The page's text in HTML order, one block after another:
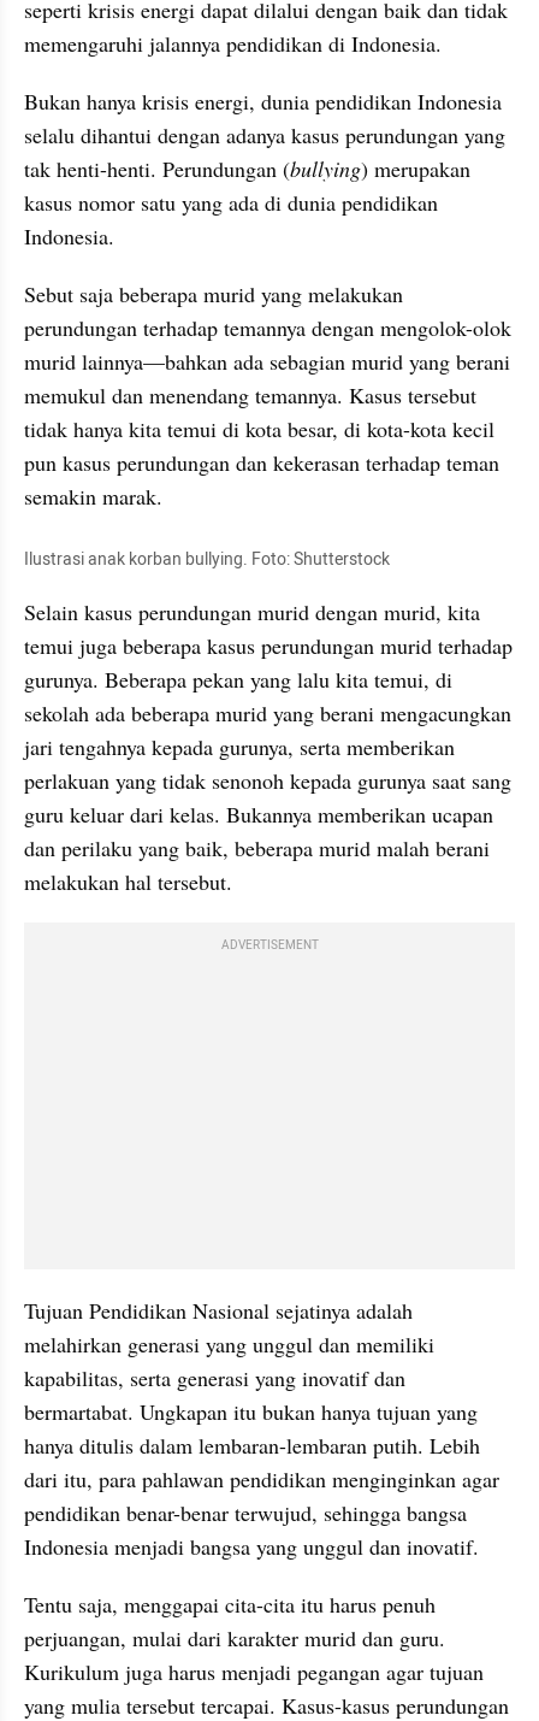
seperti krisis energi dapat dilalui dengan baik dan tidak
memengaruhi jalannya pendidikan di Indonesia.
Bukan hanya krisis energi, dunia pendidikan Indonesia
selalu dihantui dengan adanya kasus perundungan yang
tak henti-henti. Perundungan (bullying) merupakan
kasus nomor satu yang ada di dunia pendidikan
Indonesia.
Sebut saja beberapa murid yang melakukan
perundungan terhadap temannya dengan mengolok-olok
murid lainnya—bahkan ada sebagian murid yang berani
memukul dan menendang temannya. Kasus tersebut
tidak hanya kita temui di kota besar, di kota-kota kecil
pun kasus perundungan dan kekerasan terhadap teman
semakin marak.
Ilustrasi anak korban bullying. Foto: Shutterstock
Selain kasus perundungan murid dengan murid, kita
temui juga beberapa kasus perundungan murid terhadap
gurunya. Beberapa pekan yang lalu kita temui, di
sekolah ada beberapa murid yang berani mengacungkan
jari tengahnya kepada gurunya, serta memberikan
perlakuan yang tidak senonoh kepada gurunya saat sang
guru keluar dari kelas. Bukannya memberikan ucapan
dan perilaku yang baik, beberapa murid malah berani
melakukan hal tersebut.
ADVERTISEMENT
Tujuan Pendidikan Nasional sejatinya adalah
melahirkan generasi yang unggul dan memiliki
kapabilitas, serta generasi yang inovatif dan
bermartabat. Ungkapan itu bukan hanya tujuan yang
hanya ditulis dalam lembaran-lembaran putih. Lebih
dari itu, para pahlawan pendidikan menginginkan agar
pendidikan benar-benar terwujud, sehingga bangsa
Indonesia menjadi bangsa yang unggul dan inovatif.
Tentu saja, menggapai cita-cita itu harus penuh
perjuangan, mulai dari karakter murid dan guru.
Kurikulum juga harus menjadi pegangan agar tujuan
yang mulia tersebut tercapai. Kasus-kasus perundungan